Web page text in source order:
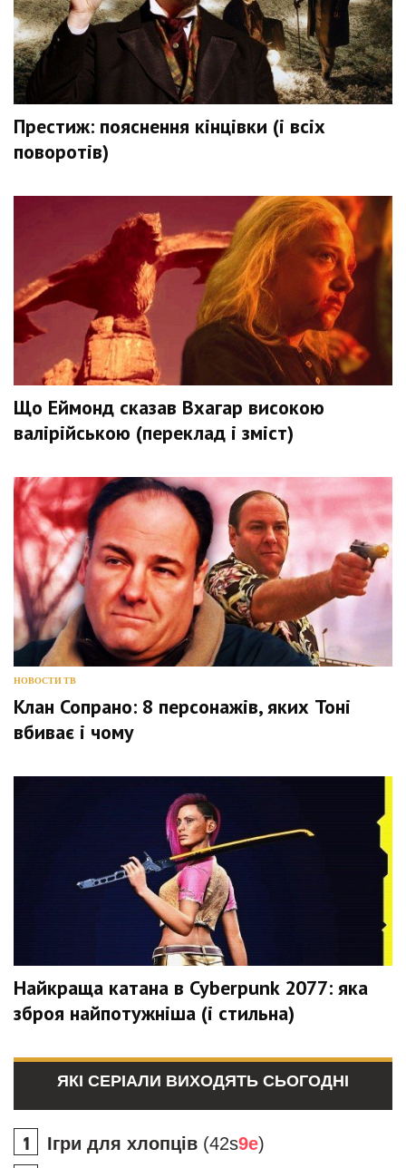
Престиж: пояснення кінцівки (і всіх
поворотів)
Що Еймонд сказав Вхагар високою
валірійською (переклад і зміст)
НОВОСТИ ТВ
Клан Сопрано: 8 персонажів, яких Тоні
вбиває і чому
Найкраща катана в Cyberpunk 2077: яка
зброя найпотужніша (і стильна)
ЯКІ СЕРІАЛИ ВИХОДЯТЬ СЬОГОДНІ
Ігри для хлопців (42s9e)